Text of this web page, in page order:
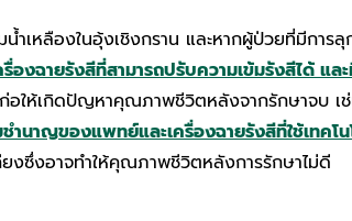
หลืองในอุ้งเชิงกราน และหากผู้ป่วยที่มีการลุก
รื่องฉายรังสีที่สามารถปรับความเข้มรังสีได้ แ
ให้เกิดปัญหาคุณภาพชีวิตหลังจากรักษาจบ เ
ำนาญของแพทย์และเครื่องฉายรังสีที่ใช้เทคโ
งซึ่งอาจทำให้คุณภาพชีวิตหลังการรักษาไม่ดี